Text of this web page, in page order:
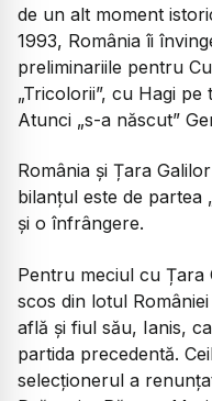
de un alt moment
1993, România îi
preliminariile pentru
„Tricolorii”, cu Hagi
Atunci „s-a născut”
România și Țara
bilanțul este de partea
și o înfrângere.
Pentru meciul cu Țara
scos din lotul
află și fiul său, Ianis,
partida precedentă.
selecționerul a